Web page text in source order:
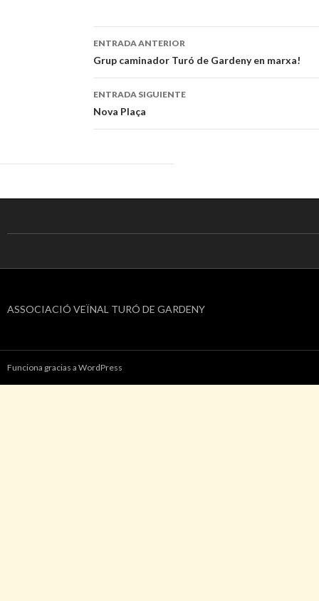
Navegación
de
entradas
ENTRADA ANTERIOR
Grup caminador Turó de Gardeny en marxa!
ENTRADA SIGUIENTE
Nova Plaça
ASSOCIACIÓ VEÏNAL TURÓ DE GARDENY
Funciona gracias a WordPress